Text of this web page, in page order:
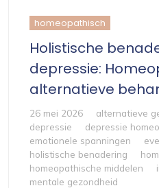
homeopathisch
Holistische
depressie:
alternatieve
26 mei 2026 alternatieve
depressie
depressie
emotionele spanningen
holistische benadering
homeopathische middelen
mentale gezondheid